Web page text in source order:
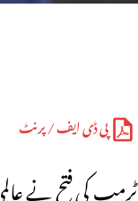
پی ڈی ایف / پرنٹ
ٹرمپ کی فتح نے